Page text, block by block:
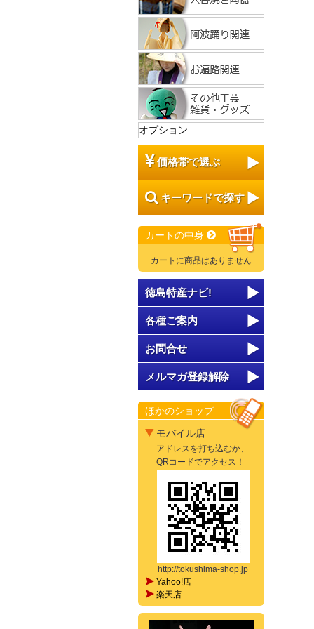
オプション
価格帯で選ぶ
キーワードで探す
カートの中身
カートに商品はありません
徳島特産ナビ!
各種ご案内
お問合せ
メルマガ登録解除
ほかのショップ
モバイル店
アドレスを打ち込むか、
QRコードでアクセス！
http://tokushima-shop.jp
Yahoo!店
楽天店